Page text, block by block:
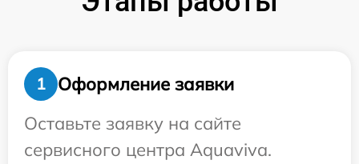
1
Оформление заявки
Оставьте заявку на сайте
сервисного центра Aquaviva.